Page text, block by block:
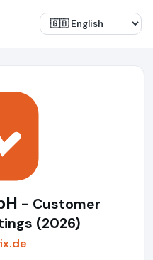
- Customer
(2026)